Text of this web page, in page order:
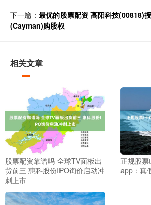
下一篇： 最优的股票配资 高阳科技(00818)
(Cayman)购股权
相关文章
股票配资靠谱吗 全球TV面板出
货前三 惠科股份IPO询价启动冲
刺上市
正规股
app：真